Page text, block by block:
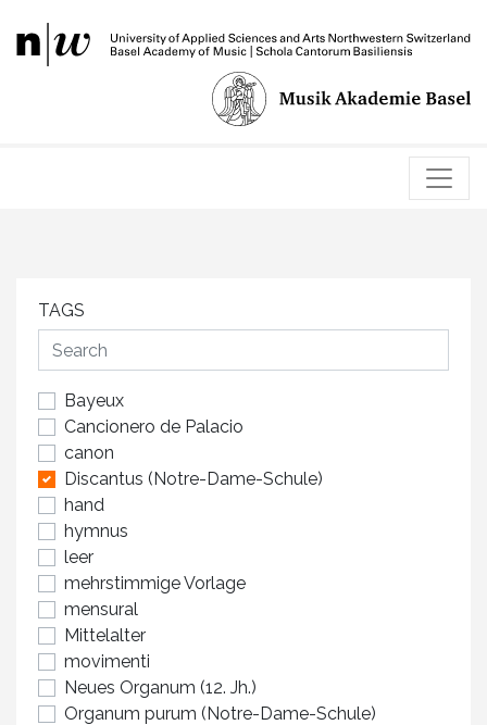
TAGS
Bayeux
Cancionero de Palacio
canon
Discantus (Notre-Dame-Schule)
hand
hymnus
leer
mehrstimmige Vorlage
mensural
Mittelalter
movimenti
Neues Organum (12. Jh.)
Organum purum (Notre-Dame-Schule)